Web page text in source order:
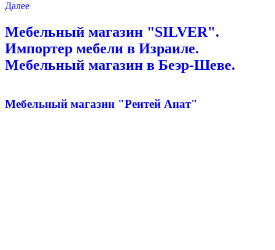
Далее
Мебельный магазин "SILVER".
Импортер мебели в Израиле.
Мебельный магазин в Беэр-Шеве.
Мебельный магазин "Реитей Анат"